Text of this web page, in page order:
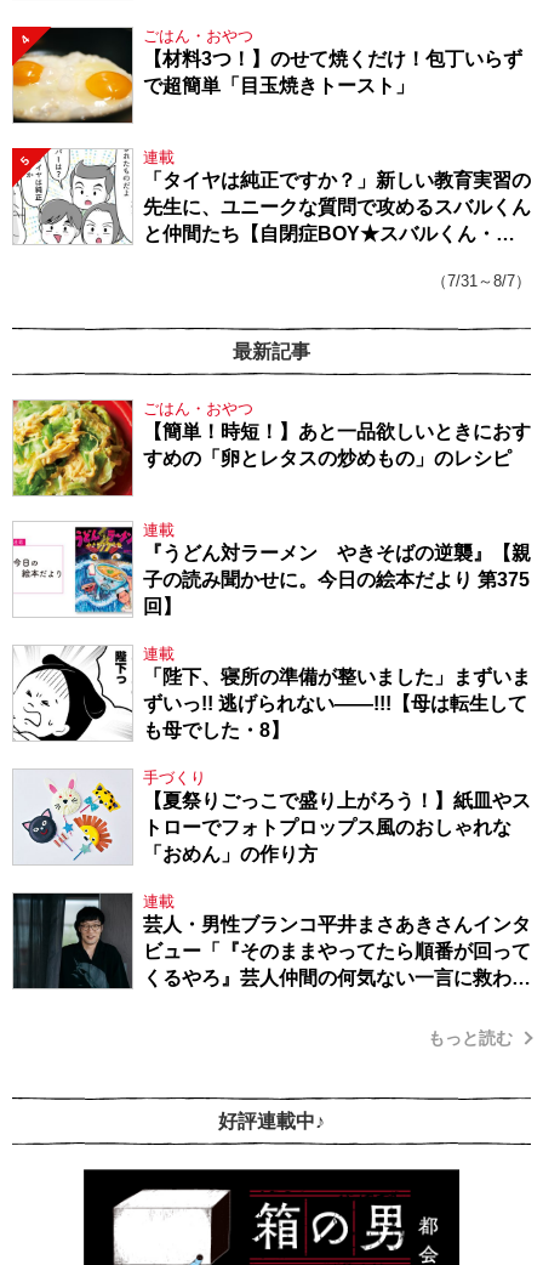
4 ごはん・おやつ
【材料3つ！】のせて焼くだけ！包丁いらず
で超簡単「目玉焼きトースト」
5 連載
「タイヤは純正ですか？」新しい教育実習の
先生に、ユニークな質問で攻めるスバルくん
と仲間たち【自閉症BOY★スバルくん・
（7/31～8/7）
最新記事
ごはん・おやつ
【簡単！時短！】あと一品欲しいときにおす
すめの「卵とレタスの炒めもの」のレシピ
連載
『うどん対ラーメン やきそばの逆襲』【親
子の読み聞かせに。今日の絵本だより 第375
回】
連載
「陛下、寝所の準備が整いました」まずいま
ずいっ!! 逃げられない――!!!【母は転生して
も母でした・8】
手づくり
【夏祭りごっこで盛り上がろう！】紙皿やス
トローでフォトプロップス風のおしゃれな
「おめん」の作り方
連載
芸人・男性ブランコ平井まさあきさんインタ
ビュー「『そのままやってたら順番が回って
くるやろ』芸人仲間の何気ない一言に救われ
もっと読む
好評連載中♪